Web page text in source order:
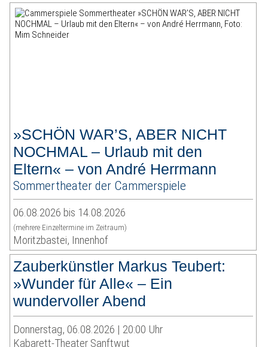
»SCHÖN WAR’S, ABER NICHT
NOCHMAL – Urlaub mit den
Eltern« – von André Herrmann
Sommertheater der Cammerspiele
06.08.2026 bis 14.08.2026
(mehrere Einzeltermine im Zeitraum)
Moritzbastei, Innenhof
Zauberkünstler Markus Teubert:
»Wunder für Alle« – Ein
wundervoller Abend
Donnerstag, 06.08.2026 | 20:00 Uhr
Kabarett-Theater Sanftwut